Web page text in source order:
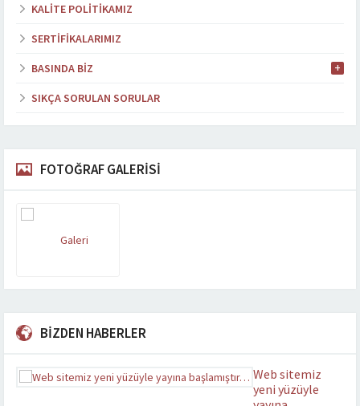
KALITE POLITIKAMIZ
SERTIFIKALARIMIZ
BASINDA BIZ
SIKÇA SORULAN SORULAR
FOTOĞRAF GALERİSİ
BİZDEN HABERLER
Web sitemiz
yeni yüzüyle